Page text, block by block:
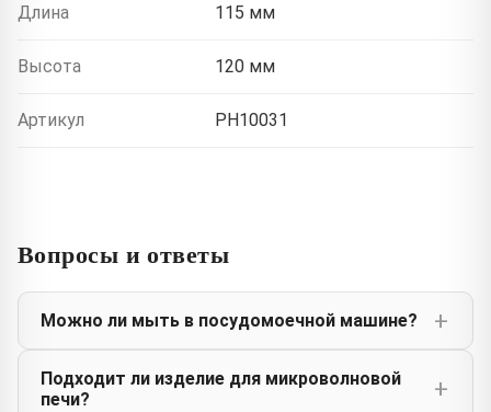
Длина 115 мм
Высота 120 мм
Артикул PH10031
Вопросы и ответы
Можно ли мыть в посудомоечной машине?
Подходит ли изделие для микроволновой
печи?